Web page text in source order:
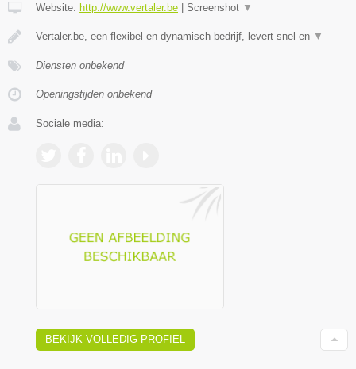
Website: http://www.vertaler.be | Screenshot ▼
Vertaler.be, een flexibel en dynamisch bedrijf, levert snel en ▼
Diensten onbekend
Openingstijden onbekend
Sociale media:
BEKIJK VOLLEDIG PROFIEL